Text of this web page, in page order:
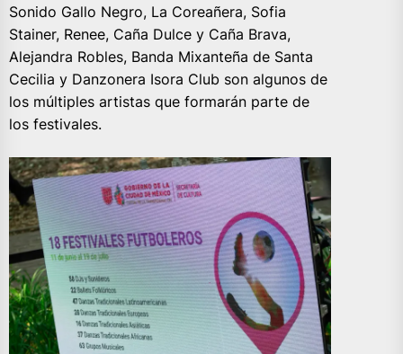
Sonido Gallo Negro, La Coreañera, Sofia
Stainer, Renee, Caña Dulce y Caña Brava,
Alejandra Robles, Banda Mixanteña de Santa
Cecilia y Danzonera Isora Club son algunos de
los múltiples artistas que formarán parte de
los festivales.